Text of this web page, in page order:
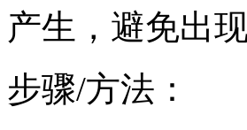
产生，避免出
步骤/方法：